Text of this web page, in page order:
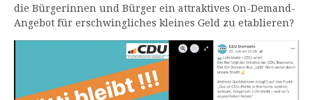
die Bürgerinnen und Bürger ein attraktives On-Demand-
Angebot für erschwingliches kleines Geld zu etablieren?